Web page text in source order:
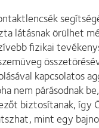
látásnak örülhet
fizikai
kapcsolatos
nem párásodnak
biztosítanak, így
mint egy